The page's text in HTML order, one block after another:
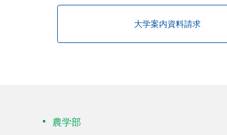
大学案内資料請求
農学部